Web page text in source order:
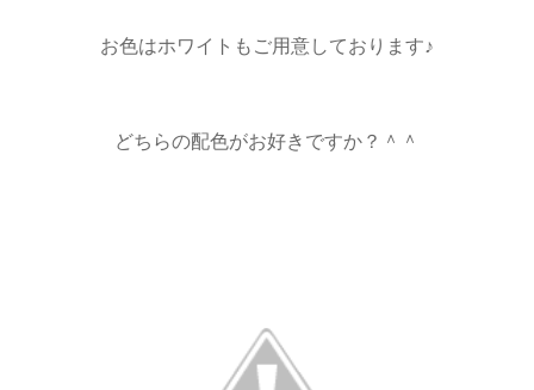
お色はホワイトもご用意しております♪
どちらの配色がお好きですか？＾＾